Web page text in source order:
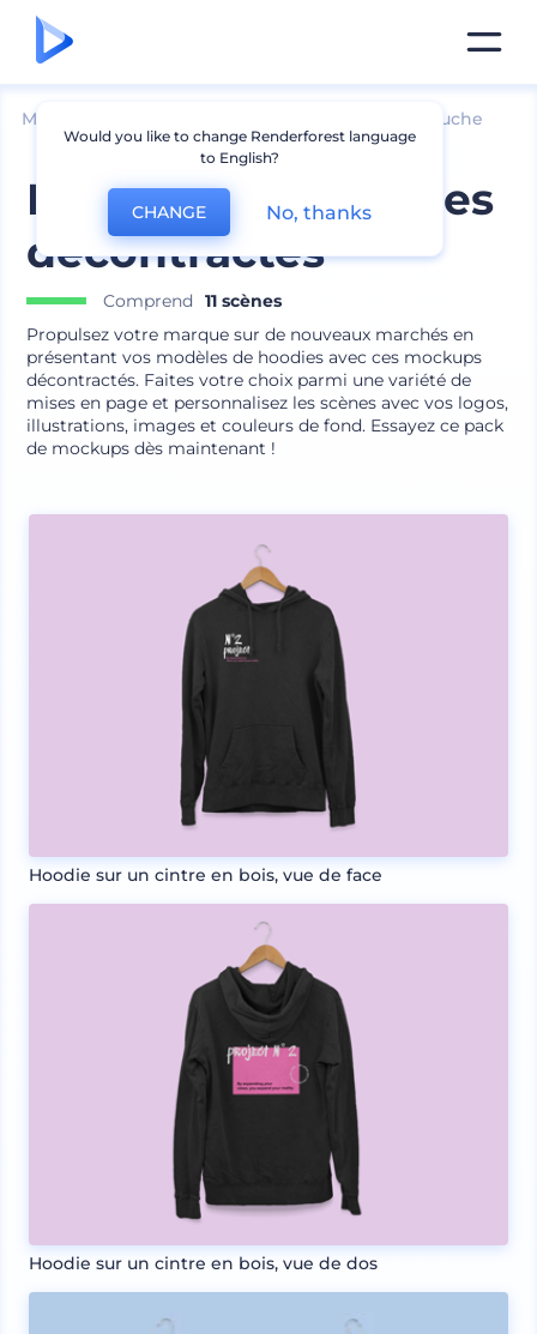
Mockups Mockup de sweat à capuche
Mockups de hoodies
décontractés
Comprend
11 scènes
Propulsez votre marque sur de nouveaux marchés en
présentant vos modèles de hoodies avec ces mockups
décontractés. Faites votre choix parmi une variété de
mises en page et personnalisez les scènes avec vos logos,
illustrations, images et couleurs de fond. Essayez ce pack
de mockups dès maintenant !
Hoodie sur un cintre en bois, vue de face
Hoodie sur un cintre en bois, vue de dos
Would you like to change Renderforest language
to English?
CHANGE No, thanks